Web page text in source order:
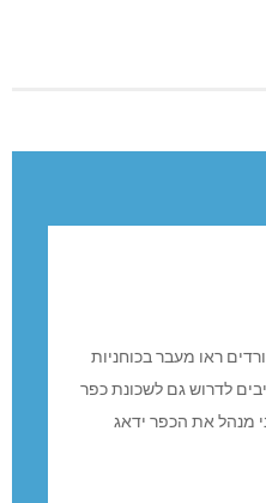
ראו מעבר בכוחניות
המינים. חייבים לדרוש גם לשכונת כפר
מנהל את הכפר ידאג